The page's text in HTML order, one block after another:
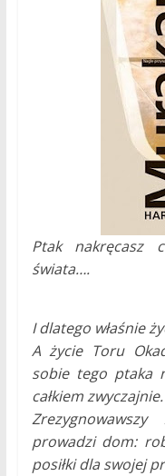
Ptak nakręcasz
świata….
I dlatego właśnie
A życie Toru
sobie tego ptaka
całkiem zwyczajnie.
prowadzi dom:
posiłki dla swojej